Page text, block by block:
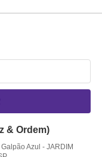
& Ordem)
Azul - JARDIM